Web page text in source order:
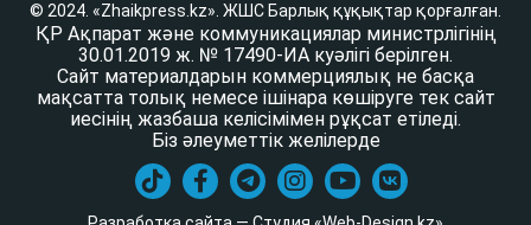
© 2024. «Zhaikpress.kz». ЖШС Барлық құқықтар қорғалған.
ҚР Ақпарат және коммуникациялар министрлігінің
30.01.2019 ж. № 17490-ИА куәлігі берілген.
Сайт материалдарын коммерциялық не басқа
мақсатта толық немесе ішінара көшіруге тек сайт
иесінің жазбаша келісімімен рұқсат етіледі.
Біз әлеуметтік желілерде